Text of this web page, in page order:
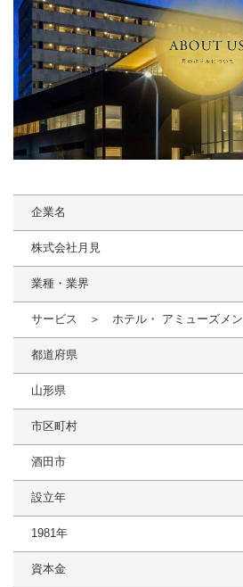
企業名
株式会社月見
業種・業界
サービス ＞ ホテル・ アミューズメン
都道府県
山形県
市区町村
酒田市
設立年
1981年
資本金